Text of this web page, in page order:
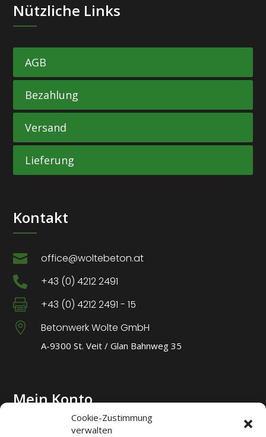
Cookie-Zustimmung
verwalten
Nützliche Links
AGB
Bezahlung
Versand
Lieferung
Kontakt
 office@woltebeton.at
 +43 (0) 4212 2491
 +43 (0) 4212 2491 - 15
 Betonwerk Wolte GmbH
A-9300 St. Veit / Glan Bahnweg 35
Mein Konto